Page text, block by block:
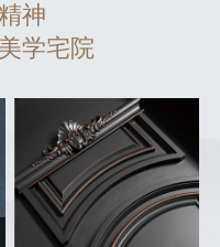
神
学宅院